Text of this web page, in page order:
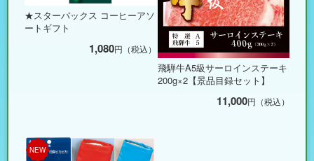
★スターバックス コーヒーアソ
ートギフト
1,080円（税込）
飛騨牛A5級サーロインステーキ
200g×2【景品目録セット】
11,000円（税込）
NEW